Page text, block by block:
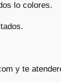
lo colores.
y te